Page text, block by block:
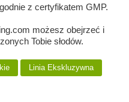
z certyfikatem GMP.
możesz obejrzeć i
Tobie słodów.
Linia Ekskluzywna